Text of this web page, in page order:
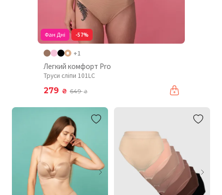
Фан Дні -57%
+1
Легкий комфорт Pro
Труси сліпи 101LC
279 ₴ 649₴